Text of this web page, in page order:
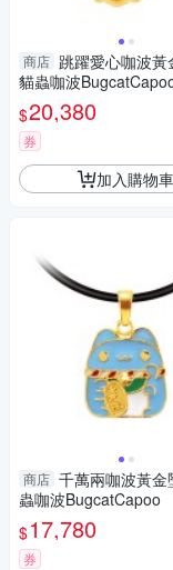
商店 跳躍愛心咖波黃
貓蟲咖波
$20,380
券
加入購物車
商店 千萬兩咖波黃金
蟲咖波BugcatCapoo
$17,780
券